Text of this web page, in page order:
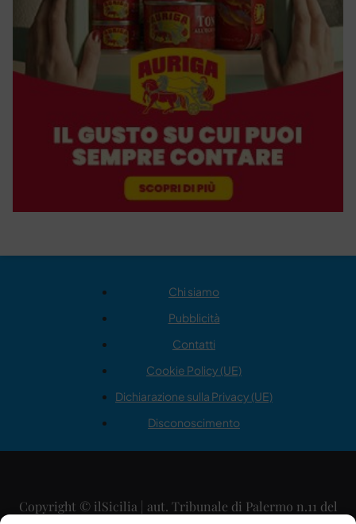
Chi siamo
Pubblicità
Contatti
Cookie Policy (UE)
Dichiarazione sulla Privacy (UE)
Disconoscimento
Copyright © ilSicilia | aut. Tribunale di Palermo n.11 del